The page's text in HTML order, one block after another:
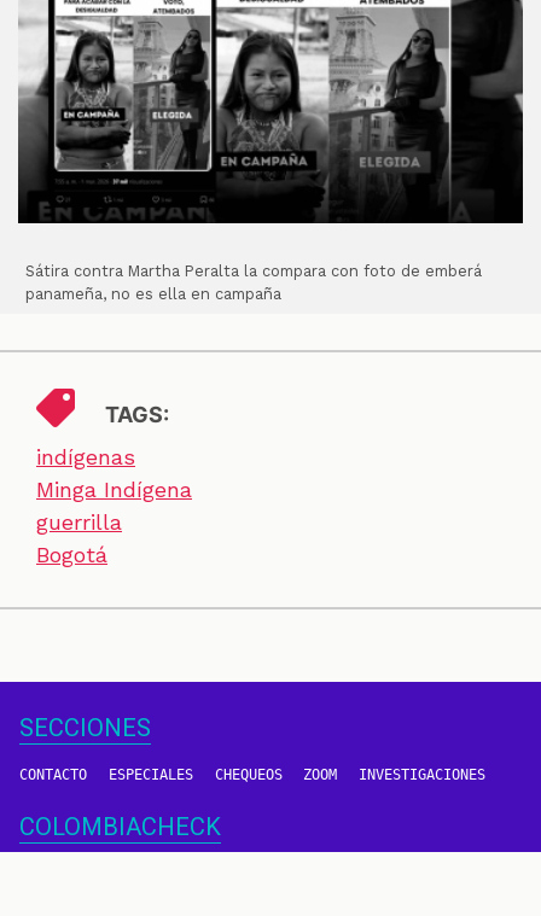
Sátira contra Martha Peralta la compara con foto de emberá
panameña, no es ella en campaña
TAGS:
indígenas
Minga Indígena
guerrilla
Bogotá
SECCIONES
CONTACTO ESPECIALES CHEQUEOS ZOOM INVESTIGACIONES
COLOMBIACHECK